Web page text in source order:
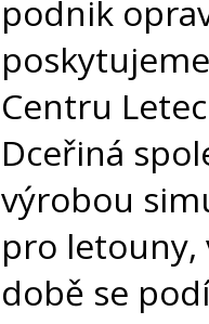
podnik
Centru
Dceřiná
výrobou
pro letouny,
době se